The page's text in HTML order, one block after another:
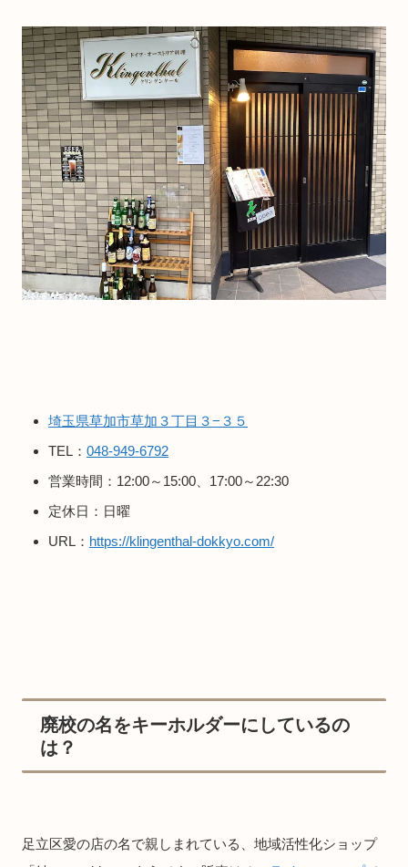
埼玉県草加市草加３丁目３−３５
TEL： 048-949-6792
営業時間：12:00～15:00、17:00～22:30
定休日：日曜
URL： https://klingenthal-dokkyo.com/
廃校の名をキーホルダーにしているの
は？
足立区愛の店の名で親しまれている、地域活性化ショップ